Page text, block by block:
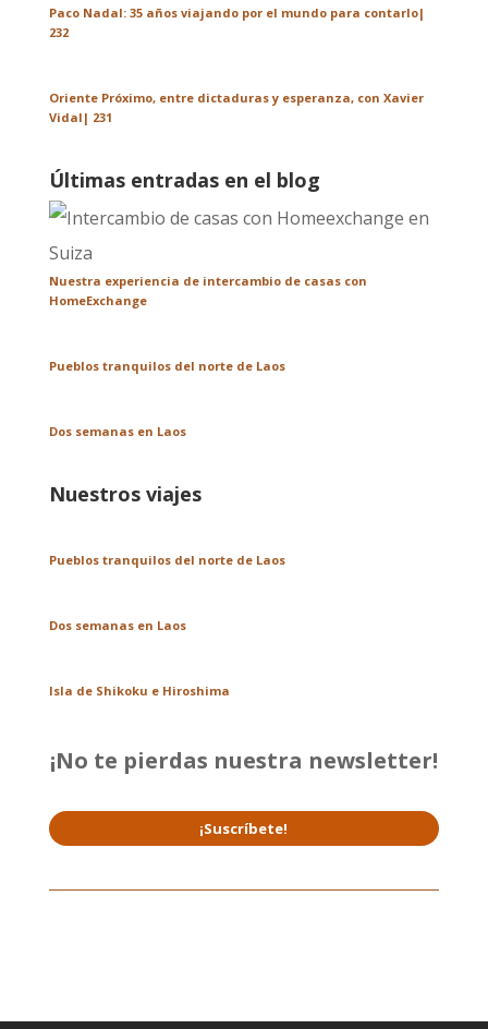
Paco Nadal: 35 años viajando por el mundo para contarlo|
232
Oriente Próximo, entre dictaduras y esperanza, con Xavier
Vidal| 231
Últimas entradas en el blog
Nuestra experiencia de intercambio de casas con
HomeExchange
Pueblos tranquilos del norte de Laos
Dos semanas en Laos
Nuestros viajes
Pueblos tranquilos del norte de Laos
Dos semanas en Laos
Isla de Shikoku e Hiroshima
¡No te pierdas nuestra newsletter!
¡Suscríbete!